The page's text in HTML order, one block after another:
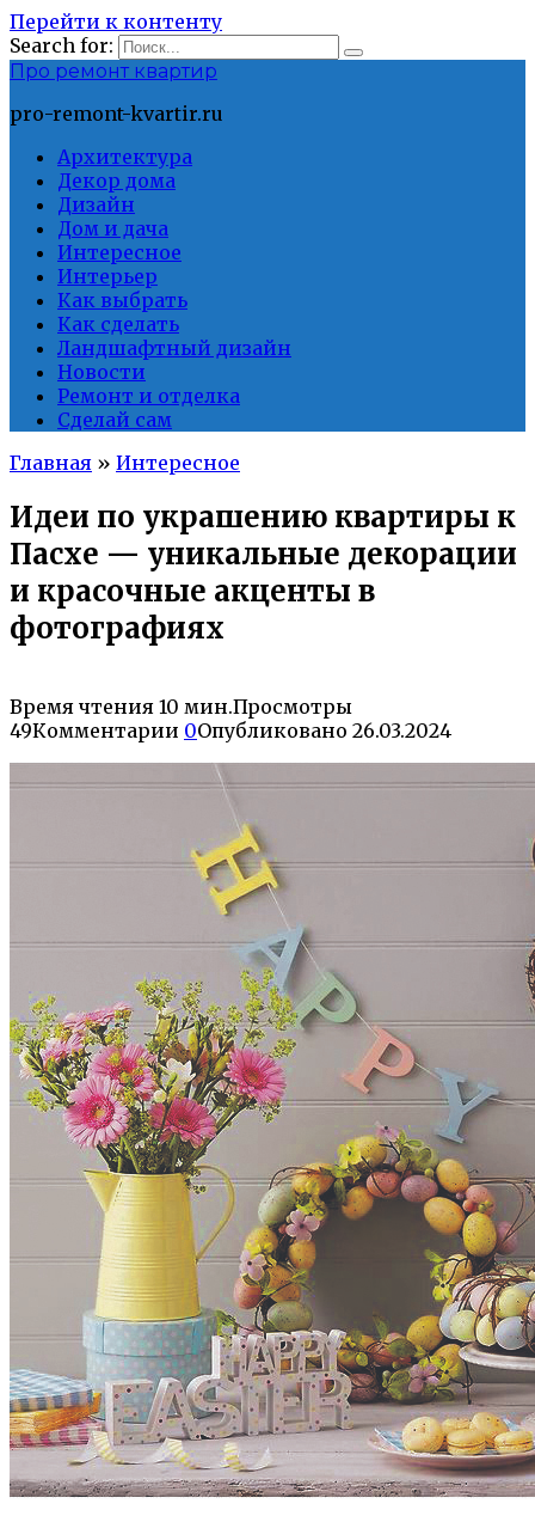
Перейти к контенту
Search for:
Про ремонт квартир
pro-remont-kvartir.ru
Архитектура
Декор дома
Дизайн
Дом и дача
Интересное
Интерьер
Как выбрать
Как сделать
Ландшафтный дизайн
Новости
Ремонт и отделка
Сделай сам
Главная » Интересное
Идеи по украшению квартиры к
Пасхе — уникальные декорации
и красочные акценты в
фотографиях
Время чтения 10 мин.Просмотры
49Комментарии 0Опубликовано 26.03.2024